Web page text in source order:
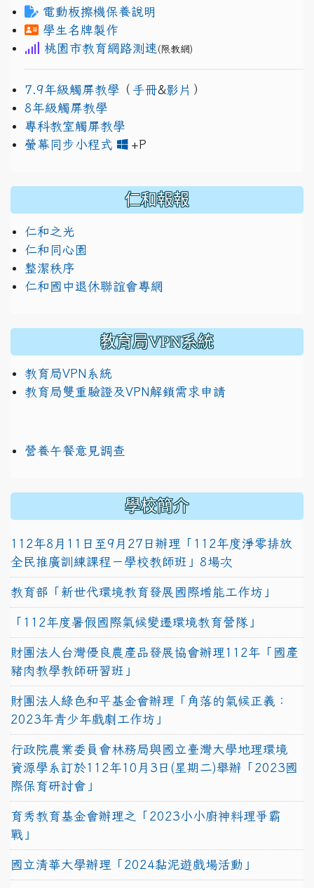
電動板擦機保養說明
學生名牌製作
桃園市教育網路測速 (限教網)
7.9年級觸屏教學 （ 手冊&影片 ）
8年級觸屏教學
專科教室觸屏教學
螢幕同步小程式
+P
仁和報報
仁和之光
仁和同心園
整潔秩序
仁和國中退休聯誼會專網
教育局VPN系統
教育局VPN系統
教育局雙重驗證及VPN解鎖需求申請
營養午餐意見調查
學校簡介
112年8月11日至9月27日辦理「112年度淨零排放
全民推廣訓練課程－學校教師班」8場次
教育部「新世代環境教育發展國際增能工作坊」
「112年度暑假國際氣候變遷環境教育營隊」
財團法人台灣優良農產品發展協會辦理112年「國產
豬肉教學教師研習班」
財團法人綠色和平基金會辦理「角落的氣候正義：
2023年青少年戲劇工作坊」
行政院農業委員會林務局與國立臺灣大學地理環境
資源學系訂於112年10月3日(星期二)舉辦「2023國
際保育研討會」
育秀教育基金會辦理之「2023小小廚神料理爭霸
戰」
國立清華大學辦理「2024黏泥遊戲場活動」